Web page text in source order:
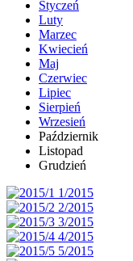
Styczeń
Luty
Marzec
Kwiecień
Maj
Czerwiec
Lipiec
Sierpień
Wrzesień
Październik
Listopad
Grudzień